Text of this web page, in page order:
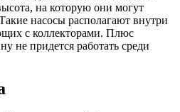
на которую они могут
насосы располагают внутри
с коллекторами. Плюс
не придется работать среди